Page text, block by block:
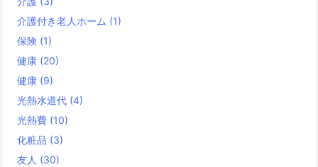
介護付き老人ホーム (1)
保険 (1)
健康 (20)
健康 (9)
光熱水道代 (4)
光熱費 (10)
化粧品 (3)
友人 (30)